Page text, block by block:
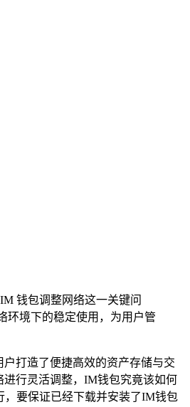
钱包调整网络这一关键问
环境下的稳定使用，为用户管
打造了便捷高效的资产存储与交
行灵活调整，IM钱包究竟该如何
要保证已经下载并安装了IM钱包